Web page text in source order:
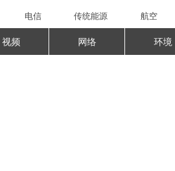
视频 网络 环境
电信 传统能源 航空